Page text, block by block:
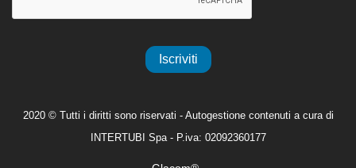
Iscriviti
2020 © Tutti i diritti sono riservati - Autogestione contenuti a cura di
INTERTUBI Spa - P.iva: 02092360177